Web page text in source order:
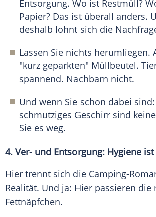
Entsorgung. Wo ist Restmüll?
Papier? Das ist überall anders.
deshalb lohnt sich die
Lassen Sie nichts herumliegen.
"kurz geparkten" Müllbeutel.
spannend. Nachbarn nicht.
Und wenn Sie schon dabei
schmutziges Geschirr sind
Sie es weg.
4. Ver- und Entsorgung: Hygiene
Hier trennt sich die Camping-
Realität. Und ja: Hier passieren die
Fettnäpfchen.